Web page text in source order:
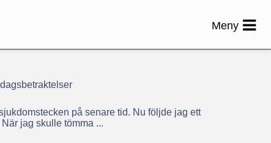
på senare tid. Nu följde jag ett
jag skulle tömma ...
Meny